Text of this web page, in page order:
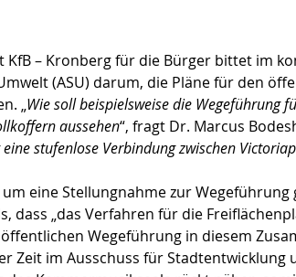
KfB – Kronberg für die Bürger bittet im
(ASU) darum, die Pläne für den
„Wie soll beispielsweise die Wegeführung
aussehen“, fragt Dr. Marcus
stufenlose Verbindung zwischen
eine Stellungnahme zur Wegeführung
dass „das Verfahren für die
Wegeführung in diesem
Zeit im Ausschuss für Stadtentwicklung